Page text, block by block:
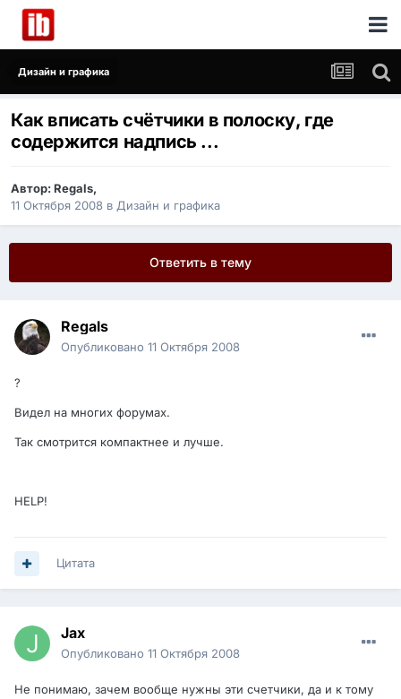
Дизайн и графика
Как вписать счётчики в полоску, где
содержится надпись ...
Автор:Regals,
11 Октября 2008 в Дизайн и графика
Ответить в тему
Regals
Опубликовано 11 Октября 2008
?
Видел на многих форумах.
Так смотрится компактнее и лучше.
HELP!
Цитата
Jax
Опубликовано 11 Октября 2008
Не понимаю, зачем вообще нужны эти счетчики, да и к тому